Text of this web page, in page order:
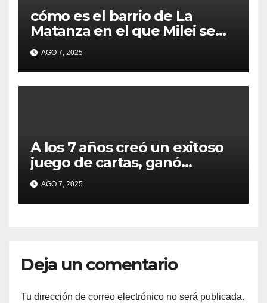
cómo es el barrio de La
Matanza en el que Milei se
sacó la foto de lanzamiento
de campaña en provincia de
Buenos Aires
AGO 7, 2025
A los 7 años creó un exitoso
juego de cartas, ganó
millones y ahora vendió la
idea para cumplir su sueño
AGO 7, 2025
Deja un comentario
Tu dirección de correo electrónico no será publicada.